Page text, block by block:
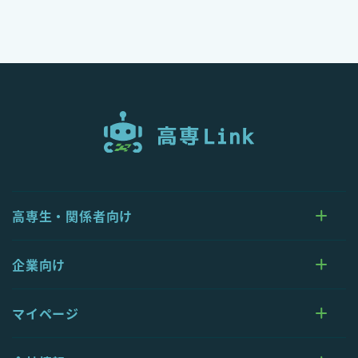
高専生・関係者向け
企業向け
マイページ